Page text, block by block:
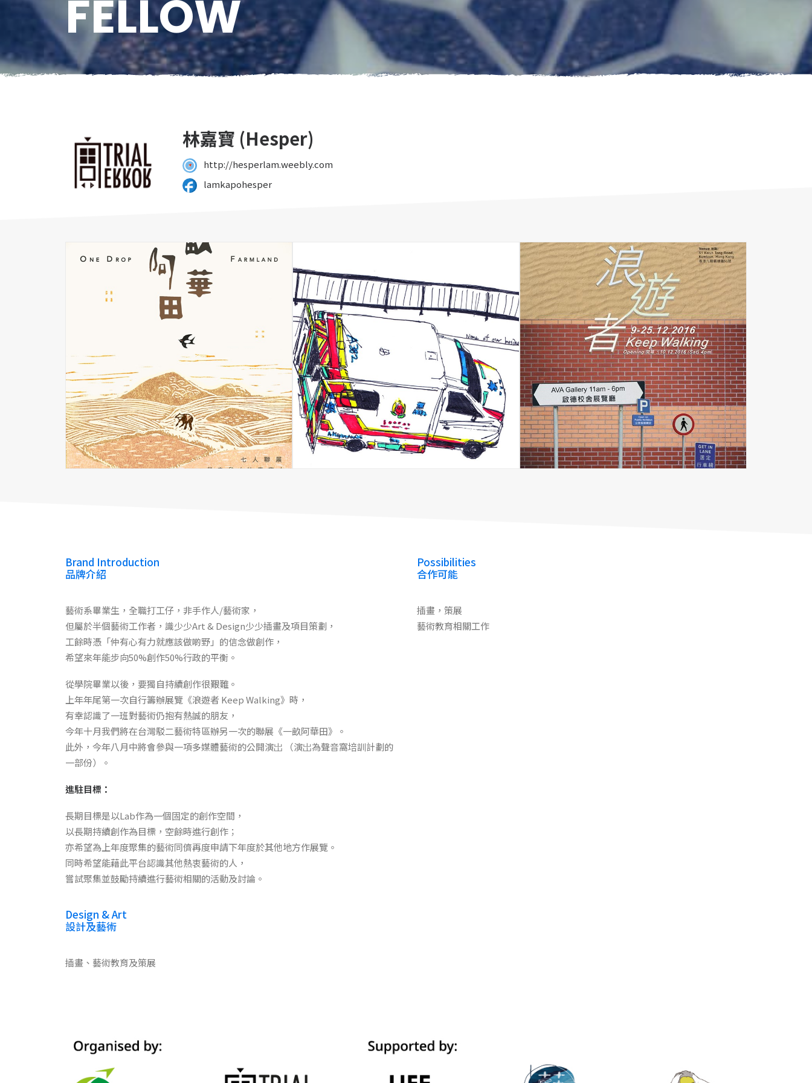
FELLOW
林嘉寶 (Hesper)
http://hesperlam.weebly.com
lamkapohesper
Brand Introduction
品牌介紹
藝術系畢業生，全職打工仔，非手作人/藝術家，
但屬於半個藝術工作者，識少少Art & Design少少插畫及項目策劃，
工餘時憑「仲有心有力就應該做啲野」的信念做創作，
希望來年能步向50%創作50%行政的平衡。
從學院畢業以後，要獨自持續創作很艱難。
上年年尾第一次自行籌辦展覽《浪遊者 Keep Walking》時，
有幸認識了一班對藝術仍抱有熱誠的朋友，
今年十月我們將在台灣駁二藝術特區辦另一次的聯展《一畝阿華田》。
此外，今年八月中將會參與一項多媒體藝術的公開演岀 （演岀為聲音窩培訓計劃的
一部份）。
進駐目標：
長期目標是以Lab作為一個固定的創作空間，
以長期持續創作為目標，空餘時進行創作；
亦希望為上年度聚集的藝術同儕再度申請下年度於其他地方作展覽。
同時希望能藉此平台認識其他熱衷藝術的人，
嘗試聚集並鼓勵持續進行藝術相關的活動及討論。
Design & Art
設計及藝術
插畫、藝術教育及策展
Possibilities
合作可能
插畫，策展
藝術教育相關工作